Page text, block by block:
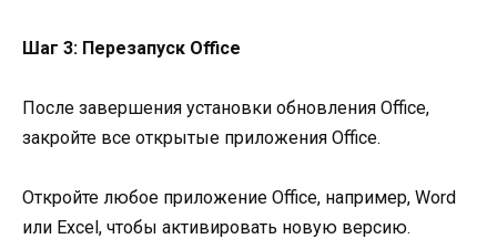
Шаг 3: Перезапуск Office
После завершения установки обновления Office,
закройте все открытые приложения Office.
Откройте любое приложение Office, например, Word
или Excel, чтобы активировать новую версию.